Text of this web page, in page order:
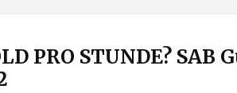
PRO STUNDE? SAB